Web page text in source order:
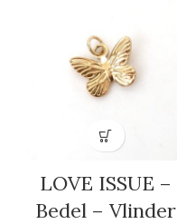
LOVE ISSUE –
Bedel – Vlinder